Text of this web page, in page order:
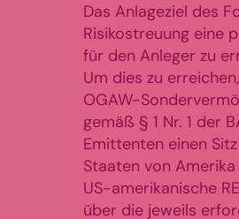
Das Anlageziel des
Risikostreuung eine
für den Anleger zu
Um dies zu
OGAW-
gemäß § 1 Nr. 1 der
Emittenten einen
Staaten von
US-amerikanische
über die jeweils